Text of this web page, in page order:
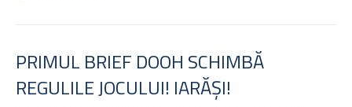
PRIMUL BRIEF DOOH SCHIMBĂ
REGULILE JOCULUI! IARĂȘI!